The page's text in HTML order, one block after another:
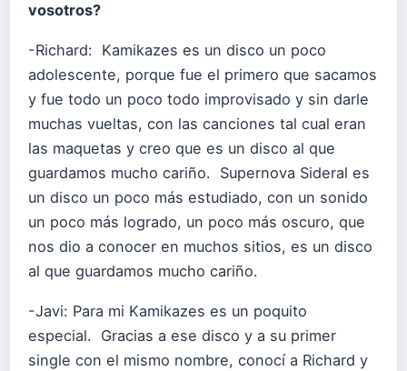
vosotros?
-Richard: Kamikazes es un disco un poco
adolescente, porque fue el primero que sacamos
y fue todo un poco todo improvisado y sin darle
muchas vueltas, con las canciones tal cual eran
las maquetas y creo que es un disco al que
guardamos mucho cariño. Supernova Sideral es
un disco un poco más estudiado, con un sonido
un poco más logrado, un poco más oscuro, que
nos dio a conocer en muchos sitios, es un disco
al que guardamos mucho cariño.
-Javi: Para mi Kamikazes es un poquito
especial. Gracias a ese disco y a su primer
single con el mismo nombre, conocí a Richard y